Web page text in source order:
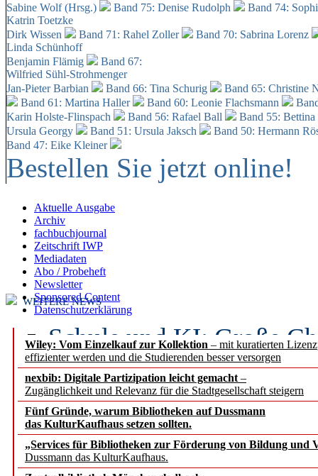
Sabine Wolf (Hrsg.)
Band 75: Denise Rudolph
Band 74:
Katrin Toetzke
Dirk Wissen
Band 71: Rahel Zoller
Band 70: Sabrina Lorenz
Linda Schünhoff
Benjamin Flämig
Band 67:
Wilfried Sühl-Strohmenger
Jan-Pieter Barbian
Band 66: Tina Schurig
Band 65: Christine
Band 61: Martina Haller
Band 60: Leonie Flachsmann
Karin Holste-Flinspach
Band 56: Rafael Ball
Band 55:
Ursula Georgy
Band 51: Ursula Jaksch Band 50: Hermann
Band 47: Eike Kleiner
Bestellen Sie jetzt online!
Aktuelle Ausgabe
Archiv
fachbuchjournal
Zeitschrift IWP
Mediadaten
Abo / Probeheft
Newsletter
Sponsored Content
Datenschutzerklärung
Wiley: Vom Einzelkauf zur Kollektion – mit kuratierten
effizienter werden und die Studierenden besser versorgen
nexbib: Digitale Partizipation leicht gemacht –
Zugänglichkeit und Relevanz für die Stadtgesellschaft steigern
Fünf Gründe, warum Bibliotheken auf Dussmann
das KulturKaufhaus setzen sollten.
„Services für Bibliotheken zur Förderung von Bildung und
Dussmann das KulturKaufhaus.
WEITERE NEWS
Schule und KI: Große
Voraussetzungen
Erfolgreiches erstes
Segment Research –
angepasst